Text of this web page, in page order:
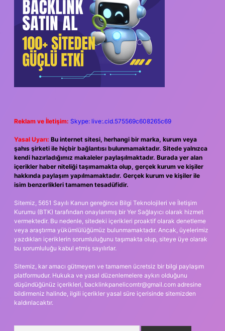
Reklam ve İletişim: Skype: live:.cid.575569c608265c69
Yasal Uyarı: Bu internet sitesi, herhangi bir marka, kurum veya
şahıs şirketi ile hiçbir bağlantısı bulunmamaktadır. Sitede yalnızca
kendi hazırladığımız makaleler paylaşılmaktadır. Burada yer alan
içerikler haber niteliği taşımamakta olup, gerçek kurum ve kişiler
hakkında paylaşım yapılmamaktadır. Gerçek kurum ve kişiler ile
isim benzerlikleri tamamen tesadüfidir.
Sitemiz, 5651 Sayılı Kanun gereğince Bilgi Teknolojileri ve İletişim
Kurumu (BTK) tarafından onaylanmış bir Yer Sağlayıcı olarak hizmet
vermektedir. Bu nedenle, sitedeki içerikleri proaktif olarak denetleme
veya araştırma yükümlülüğümüz bulunmamaktadır. Ancak, üyelerimiz
yazdıkları içeriklerin sorumluluğunu taşımakta olup, siteye üye olarak
bu sorumluluğu kabul etmiş sayılırlar.
Sitemiz, kar amacı gütmeyen ve tamamen ücretsiz bir bilgi paylaşım
platformudur. Hukuka ve yasal düzenlemelere aykırı olduğunu
düşündüğünüz içerikleri, backlinkpanelicomtr@gmail.com adresine
bildirmeniz halinde, ilgili içerikler yasal süre içerisinde sitemizden
kaldırılacaktır.